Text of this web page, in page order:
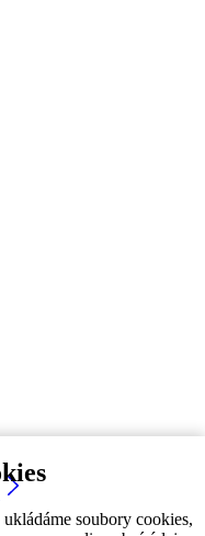
soubory cookies,